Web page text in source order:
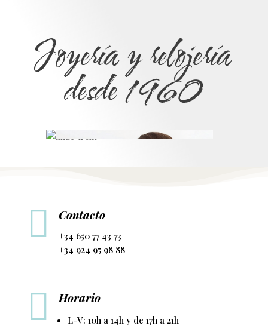
Joyería y relojería
desde 1960
 Contacto
+34 650 77 43 73
+34 924 95 98 88
 Horario
L-V: 10h a 14h y de 17h a 21h